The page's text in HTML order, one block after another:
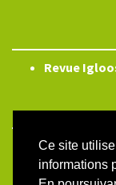
Ce site
informations
Revue